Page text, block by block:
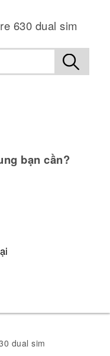
630 dual sim
bạn cần?
dual sim‎